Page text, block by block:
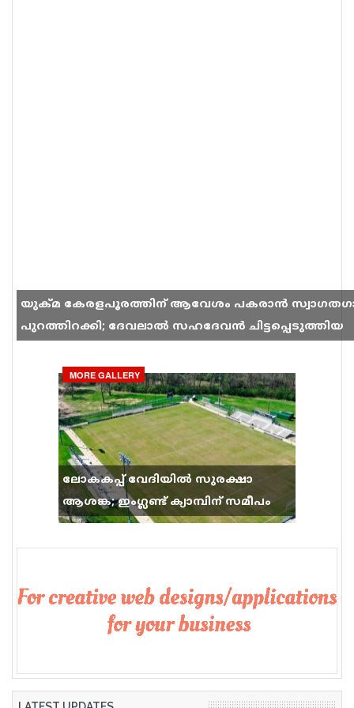
യുക്മ കേരളപൂരത്തിന് ആവേശം പകരാൻ
പുറത്തിറക്കി; ദേവലാൽ സഹദേവൻ ചിട്ടപ്പെടുത്തിയ
MORE GALLERY
ലോകകപ്പ് വേദിയിൽ സുരക്ഷാ
ആശങ്ക; ഇംഗ്ലണ്ട് ക്യാമ്പിന് സമീപം
വെടിവെപ്പ്, 9 പേർക്ക് പരിക്ക്